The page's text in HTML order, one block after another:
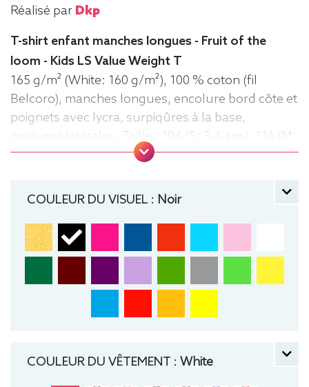
Réalisé par Dkp
T-shirt enfant manches longues - Fruit of the
loom - Kids LS Value Weight T
165 g/m² (White: 160 g/m²), 100 % coton (fil
Belcoro), manches longues, encolure bord côte et
poignets avec lycra, surpiqûres à la base,
coutures latérales. Taille : 104 (S: 3-4 ans), 116 (M:
5-6 ans), 128 (L: 7-8 ans), 140 (XL: 9-11 ans), 152
Léger, manche longue, Fruit of the loom, Enfant,
COULEUR DU VISUEL : Noir
COULEUR DU VÊTEMENT : White